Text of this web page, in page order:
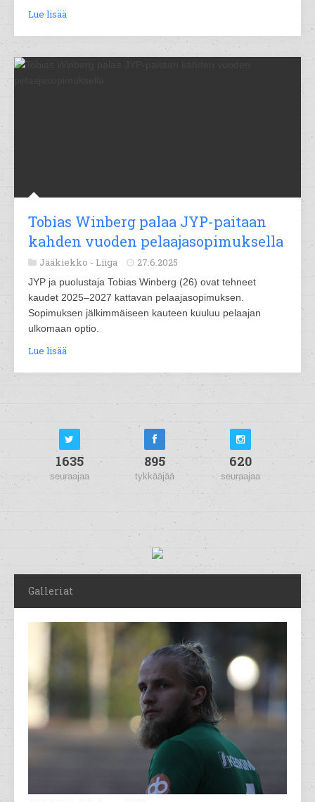
Lue lisää
Tobias Winberg palaa JYP-paitaan
kahden vuoden pelaajasopimuksella
Jääkiekko - Liiga 27.6.2025
JYP ja puolustaja Tobias Winberg (26) ovat tehneet
kaudet 2025–2027 kattavan pelaajasopimuksen.
Sopimuksen jälkimmäiseen kauteen kuuluu pelaajan
ulkomaan optio.
Lue lisää
1635
seuraajaa
895
tykkääjää
620
seuraajaa
Galleriat